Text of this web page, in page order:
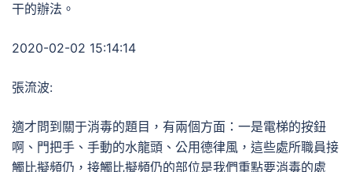
干的辦法。
2020-02-02 15:14:14
張流波:
適才問到關于消毒的題目，有兩個方面：一是電梯的按鈕
啊、門把手、手動的水龍頭、公用德律風，這些處所職員接
觸比擬頻仍，接觸比擬頻仍的部位是我們重點要消毒的處